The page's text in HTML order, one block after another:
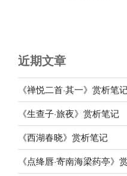
近期文章
《禅悦二首·其一》赏析笔
《生查子·旅夜》赏析笔记
《西湖春晓》赏析笔记
《点绛唇·寄南海梁药亭》